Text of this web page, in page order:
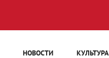
НОВОСТИ КУЛЬТУРА